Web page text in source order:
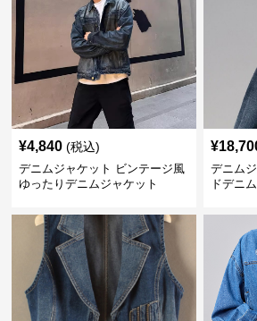
¥4,840 (税込)
デニムジャケット ビンテージ風
ゆったりデニムジャケット
¥
デニム
ドデニ